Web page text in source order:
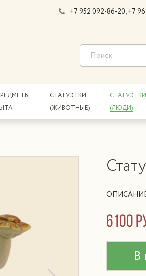
+7 952 092-86-20 +7
СТАТУЭТКИ
(ЖИВОТНЫЕ)
СТАТУЭТКИ
(ЛЮДИ)
6100
В